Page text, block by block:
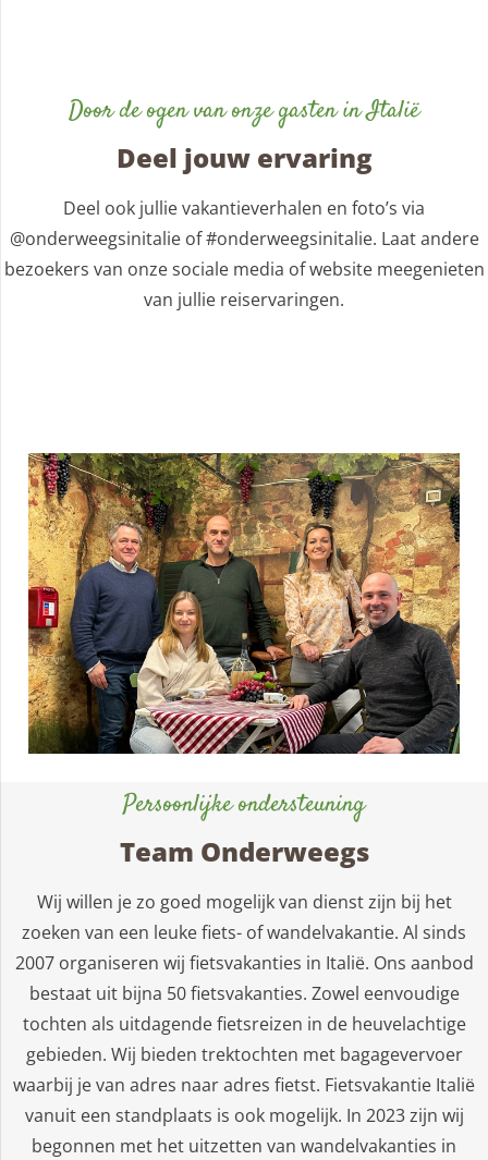
Door de ogen van onze gasten in Italië
Deel jouw ervaring
Deel ook jullie vakantieverhalen en foto’s via
@onderweegsinitalie of #onderweegsinitalie. Laat andere
bezoekers van onze sociale media of website meegenieten
van jullie reiservaringen.
Persoonlijke ondersteuning
Team Onderweegs
Wij willen je zo goed mogelijk van dienst zijn bij het
zoeken van een leuke fiets- of wandelvakantie. Al sinds
2007 organiseren wij fietsvakanties in Italië. Ons aanbod
bestaat uit bijna 50 fietsvakanties. Zowel eenvoudige
tochten als uitdagende fietsreizen in de heuvelachtige
gebieden. Wij bieden trektochten met bagagevervoer
waarbij je van adres naar adres fietst. Fietsvakantie Italië
vanuit een standplaats is ook mogelijk. In 2023 zijn wij
begonnen met het uitzetten van wandelvakanties in